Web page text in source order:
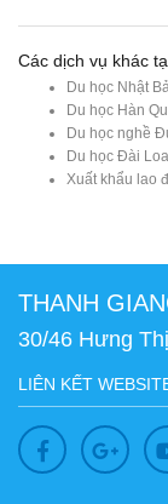
Các dịch vụ khác
Du học Nhật
Du học Hàn
Du học nghề
Du học Đài
Xuất khẩu lao
THANH
30/46 Hưng
LIÊN KẾT